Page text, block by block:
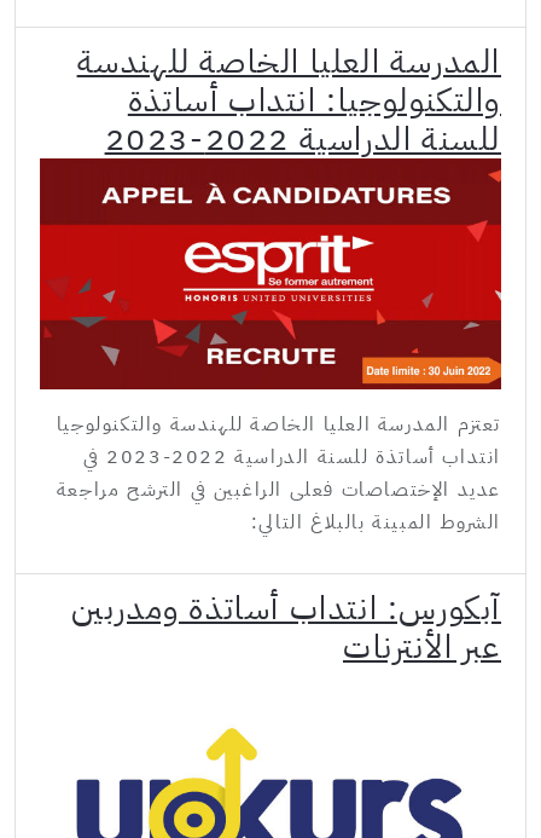
المدرسة العليا الخاصة للهندسة
والتكنولوجيا: انتداب أساتذة
للسنة الدراسية 2022-2023
تعتزم المدرسة العليا الخاصة للهندسة والتكنولوجيا
انتداب أساتذة للسنة الدراسية 2022-2023 في
عديد الإختصاصات فعلى الراغبين في الترشح مراجعة
الشروط المبينة بالبلاغ التالي:
آبكورس: انتداب أساتذة ومدربين
عبر الأنترنات